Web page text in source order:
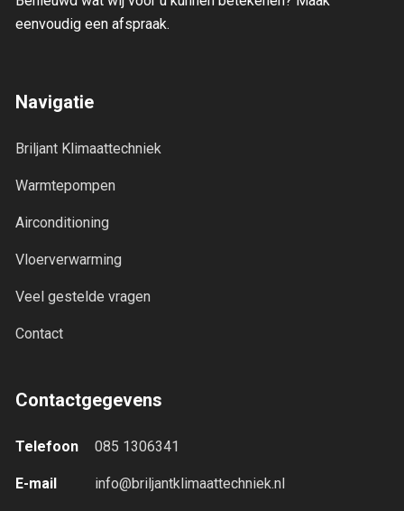
eenvoudig een afspraak.
Navigatie
Briljant Klimaattechniek
Warmtepompen
Airconditioning
Vloerverwarming
Veel gestelde vragen
Contact
Contactgegevens
Telefoon 085 1306341
E-mail info@briljantklimaattechniek.nl